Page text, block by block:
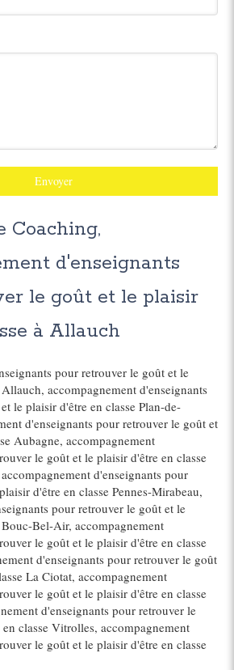
Envoyer
Coaching,
d'enseignants
le goût et le plaisir
à Allauch
pour retrouver le goût et le
, accompagnement d'enseignants
le plaisir d'être en classe Plan-de-
d'enseignants pour retrouver le goût et
Aubagne, accompagnement
le goût et le plaisir d'être en classe
accompagnement d'enseignants pour
d'être en classe Pennes-Mirabeau,
pour retrouver le goût et le
Bouc-Bel-Air, accompagnement
le goût et le plaisir d'être en classe
d'enseignants pour retrouver le goût
La Ciotat, accompagnement
le goût et le plaisir d'être en classe
d'enseignants pour retrouver le
classe Vitrolles, accompagnement
le goût et le plaisir d'être en classe